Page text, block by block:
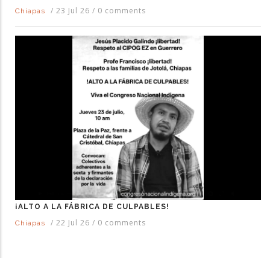
Chiapas
/ 23 Jul 26 / 0 comments
¡ALTO A LA FÁBRICA DE CULPABLES!
Chiapas
/ 22 Jul 26 / 0 comments